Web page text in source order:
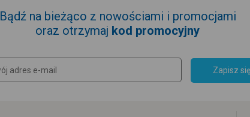
Bądź na bieżąco z nowościami i promocjami
oraz otrzymaj kod promocyjny
Zapisz się